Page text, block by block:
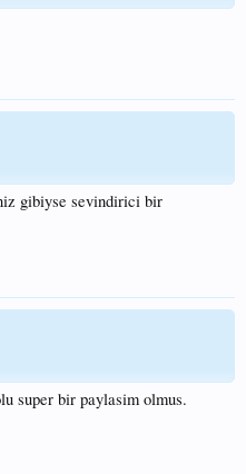
gibiyse sevindirici bir
super bir paylasim olmus.